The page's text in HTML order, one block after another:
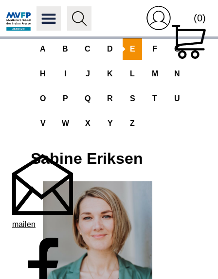
(0)
A B C D E F G
H J K L M N
O P Q R S T U
V W X Y Z
mailen
Sabine Eriksen